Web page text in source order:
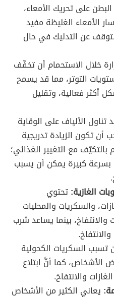
على تحريك الأمعاء،
الأمعاء الغليظة مفيد
عن التدليك في حال
خلال الاستحمام أن تخفّف
التوتر، مما قد يسمح
أكثر فعالية، وتقليل
تناول الألياف على الوقاية
أن تكون الزيادة تدريجية
مع التغيير الغذائي؛
بسرعة كبيرة يمكن أن يسبب
الغازية:تحتوي
والسكريات والمحليات
والانتفاخ، بينما يساعد شرب
والانتفاخ.
تسبب السكريات الكحولية
الأشخاص، كما أنَّ ابتلاع
والانتفاخ.
يعاني الكثير من الأشخاص